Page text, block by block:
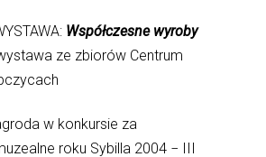
Współczesne wyroby
ze zbiorów Centrum
w konkursie za
roku Sybilla 2004 − III